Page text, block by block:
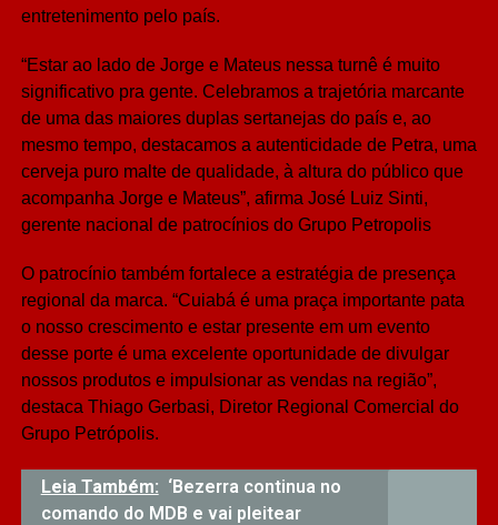
entretenimento pelo país.
“Estar ao lado de Jorge e Mateus nessa turnê é muito
significativo pra gente. Celebramos a trajetória marcante
de uma das maiores duplas sertanejas do país e, ao
mesmo tempo, destacamos a autenticidade de Petra, uma
cerveja puro malte de qualidade, à altura do público que
acompanha Jorge e Mateus”, afirma José Luiz Sinti,
gerente nacional de patrocínios do Grupo Petropolis
O patrocínio também fortalece a estratégia de presença
regional da marca. “Cuiabá é uma praça importante pata
o nosso crescimento e estar presente em um evento
desse porte é uma excelente oportunidade de divulgar
nossos produtos e impulsionar as vendas na região”,
destaca Thiago Gerbasi, Diretor Regional Comercial do
Grupo Petrópolis.
Leia Também: ‘Bezerra continua no
comando do MDB e vai pleitear